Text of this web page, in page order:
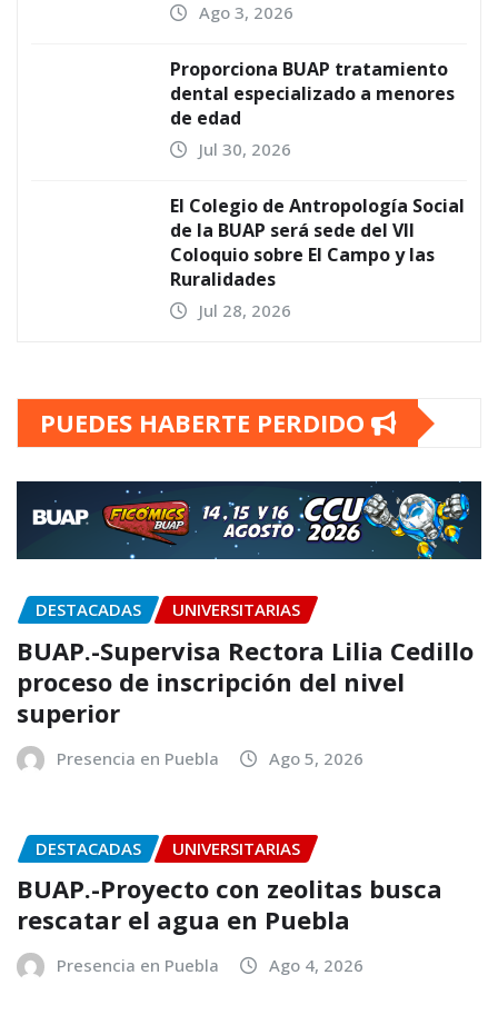
Ago 3, 2026
Proporciona BUAP tratamiento
dental especializado a menores
de edad
Jul 30, 2026
El Colegio de Antropología Social
de la BUAP será sede del VII
Coloquio sobre El Campo y las
Ruralidades
Jul 28, 2026
PUEDES HABERTE PERDIDO
DESTACADAS UNIVERSITARIAS
BUAP.-Supervisa Rectora Lilia Cedillo
proceso de inscripción del nivel
superior
Presencia en Puebla Ago 5, 2026
DESTACADAS UNIVERSITARIAS
BUAP.-Proyecto con zeolitas busca
rescatar el agua en Puebla
Presencia en Puebla Ago 4, 2026